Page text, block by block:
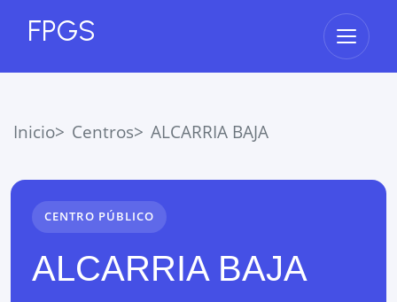
FPGS Abrir
Inicio Centros ALCARRIA BAJA
CENTRO PÚBLICO
ALCARRIA BAJA